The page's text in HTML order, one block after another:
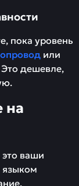
пока уровень
или
дешевле,
на
ваши
языком